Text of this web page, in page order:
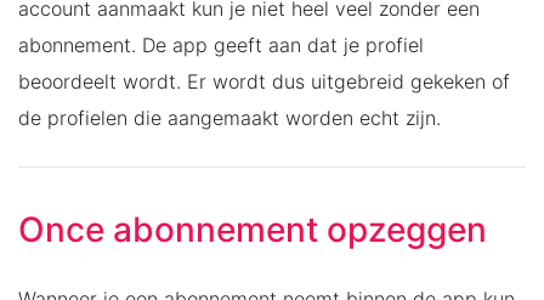
account aanmaakt kun je niet heel veel zonder een
abonnement. De app geeft aan dat je profiel
beoordeelt wordt. Er wordt dus uitgebreid gekeken of
de profielen die aangemaakt worden echt zijn.
Once abonnement opzeggen